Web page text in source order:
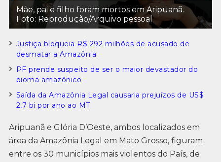
Mãe, pai e filho foram mortos em Aripuanã.
Foto: Reprodução/Arquivo pessoal
Justiça bloqueia R$ 292 milhões de acusado de
desmatar a Amazônia
PF prende suspeito de ser o maior devastador do
bioma amazônico
Saída da Amazônia Legal causaria prejuízos de US$
2,7 bi por ano ao MT
Aripuanã e Glória D’Oeste, ambos localizados em
área da Amazônia Legal em Mato Grosso, figuram
entre os 30 municípios mais violentos do País, de